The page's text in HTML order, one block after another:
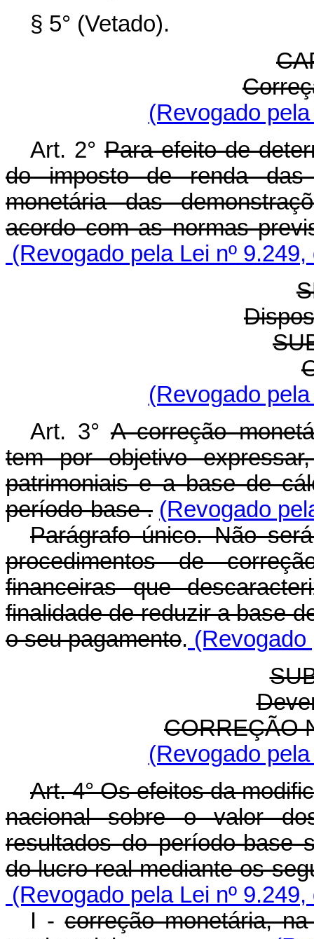
§ 5° (Vetado).
(Revogado
Art. 2°Para efeito de
do imposto de renda
monetária das
acordo com as normas
(Revogado pela Lei nº
(Revogado
Art. 3°A correção
tem por objetivo
patrimoniais e a base de
período-base . (Revogado
Parágrafo único. Não
procedimentos de
financeiras que
finalidade de reduzir a base
o seu pagamento. (Revogado
CORREÇÃO
(Revogado
Art. 4° Os efeitos da
nacional sobre o valor
resultados do período-base
do lucro real mediante os
(Revogado pela Lei nº
I -correção monetária,